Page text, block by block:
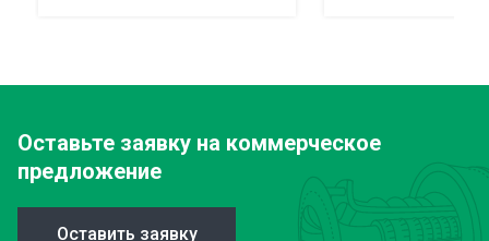
Оставьте заявку на коммерческое
предложение
Оставить заявку